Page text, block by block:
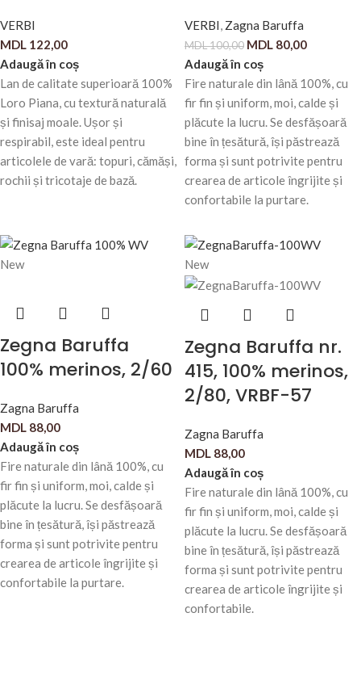
VERBI
MDL 122,00
Adaugă în coș
Lan de calitate superioară 100%
Loro Piana, cu textură naturală
și finisaj moale. Ușor și
respirabil, este ideal pentru
articolele de vară: topuri, cămăși,
rochii și tricotaje de bază.
VERBI, Zagna Baruffa
MDL100,00 MDL 80,00
Adaugă în coș
Fire naturale din lână 100%, cu
fir fin și uniform, moi, calde și
plăcute la lucru. Se desfășoară
bine în țesătură, își păstrează
forma și sunt potrivite pentru
crearea de articole îngrijite și
confortabile la purtare.
New
Zegna Baruffa
100% merinos, 2/60
Zagna Baruffa
MDL 88,00
Adaugă în coș
Fire naturale din lână 100%, cu
fir fin și uniform, moi, calde și
plăcute la lucru. Se desfășoară
bine în țesătură, își păstrează
forma și sunt potrivite pentru
crearea de articole îngrijite și
confortabile la purtare.
New
Zegna Baruffa nr.
415, 100% merinos,
2/80, VRBF-57
Zagna Baruffa
MDL 88,00
Adaugă în coș
Fire naturale din lână 100%, cu
fir fin și uniform, moi, calde și
plăcute la lucru. Se desfășoară
bine în țesătură, își păstrează
forma și sunt potrivite pentru
crearea de articole îngrijite și
confortabile.